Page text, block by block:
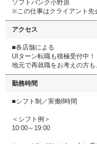
ソフトバンク小野原
※この仕事はクライアント先
アクセス
■各店舗による
UIターン転職も積極受付中！
地元で再就職をお考えの方も
勤務時間
■シフト制／実働8時間
＜シフト例＞
10:00～19:00